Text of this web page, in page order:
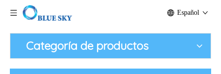
Español
Categoría de productos